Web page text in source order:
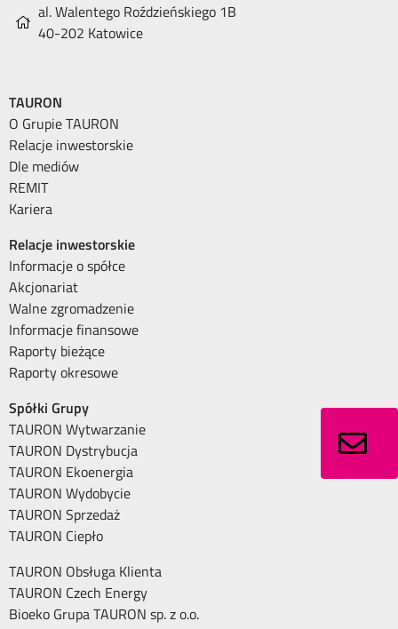
al. Walentego Roździeńskiego 1B
40-202 Katowice
TAURON
O Grupie TAURON
Relacje inwestorskie
Dle mediów
REMIT
Kariera
Relacje inwestorskie
Informacje o spółce
Akcjonariat
Walne zgromadzenie
Informacje finansowe
Raporty bieżące
Raporty okresowe
Spółki Grupy
TAURON Wytwarzanie
TAURON Dystrybucja
TAURON Ekoenergia
TAURON Wydobycie
TAURON Sprzedaż
TAURON Ciepło
TAURON Obsługa Klienta
TAURON Czech Energy
Bioeko Grupa TAURON sp. z o.o.